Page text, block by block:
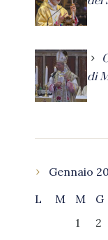
di
Gennaio
L
M M G
1
2